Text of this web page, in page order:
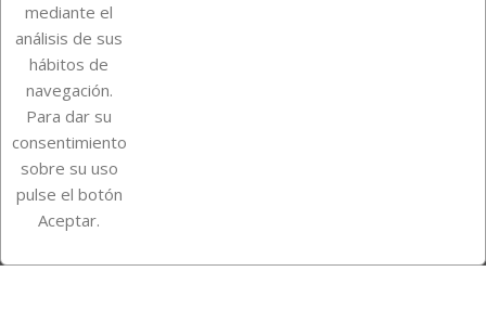
Su cuenta
Información de la tienda
InstagramTikTok
mediante el
análisis de sus
hábitos de
navegación.
Para dar su
consentimiento
sobre su uso
pulse el botón
Aceptar.